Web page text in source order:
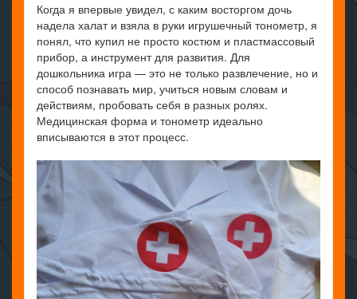
Когда я впервые увидел, с каким восторгом дочь
надела халат и взяла в руки игрушечный тонометр, я
понял, что купил не просто костюм и пластмассовый
прибор, а инструмент для развития. Для
дошкольника игра — это не только развлечение, но и
способ познавать мир, учиться новым словам и
действиям, пробовать себя в разных ролях.
Медицинская форма и тонометр идеально
вписываются в этот процесс.